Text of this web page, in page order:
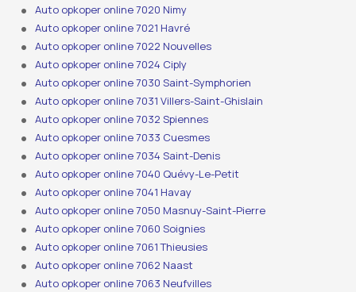
Auto opkoper online 7020 Nimy
Auto opkoper online 7021 Havré
Auto opkoper online 7022 Nouvelles
Auto opkoper online 7024 Ciply
Auto opkoper online 7030 Saint-Symphorien
Auto opkoper online 7031 Villers-Saint-Ghislain
Auto opkoper online 7032 Spiennes
Auto opkoper online 7033 Cuesmes
Auto opkoper online 7034 Saint-Denis
Auto opkoper online 7040 Quévy-Le-Petit
Auto opkoper online 7041 Havay
Auto opkoper online 7050 Masnuy-Saint-Pierre
Auto opkoper online 7060 Soignies
Auto opkoper online 7061 Thieusies
Auto opkoper online 7062 Naast
Auto opkoper online 7063 Neufvilles